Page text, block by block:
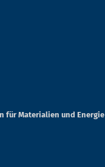
für Materialien und Energie